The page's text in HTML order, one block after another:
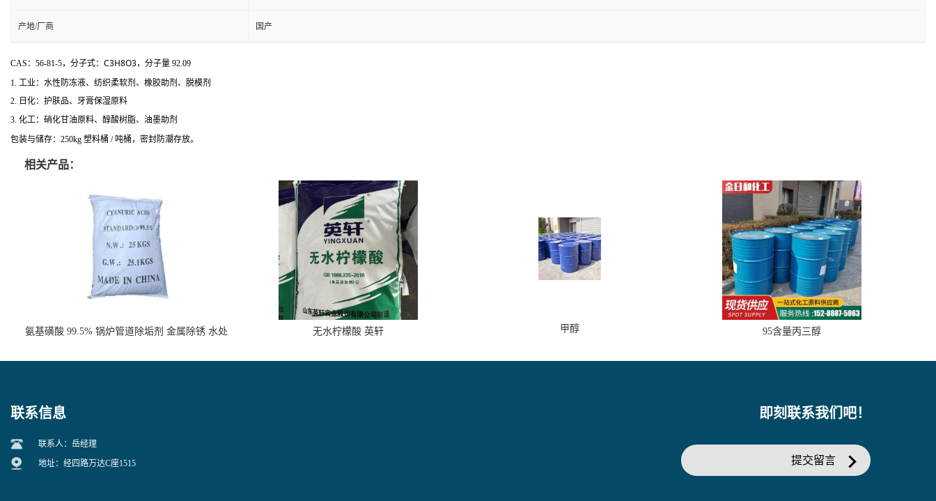
产地/厂商 国产
CAS：56-81-5，分子式： C3H8O3，分子量 92.09
1. 工业：水性防冻液、纺织柔软剂、橡胶助剂、脱模剂
2. 日化：护肤品、牙膏保湿原料
3. 化工：硝化甘油原料、醇酸树脂、油墨助剂
包装与储存：250kg 塑料桶 / 吨桶，密封防潮存放。
相关产品：
氨基磺酸 99.5% 锅炉管道除垢剂 金属除锈 水处
无水柠檬酸 英轩 甲醇 95含量丙三醇
联系信息
联系人：岳经理
地址：经四路万达C座1515
即刻联系我们吧！
提交留言